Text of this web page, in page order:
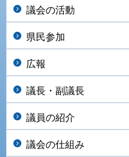
議会の活動
県民参加
広報
議長・副議長
議員の紹介
議会の仕組み